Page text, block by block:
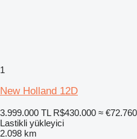
1
New Holland 12D
3.999.000 TL R$430.000 ≈ €72.760
Lastikli yükleyici
2.098 km